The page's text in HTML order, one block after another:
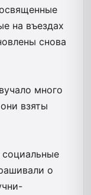
на въездах
снова
много
взяты
о